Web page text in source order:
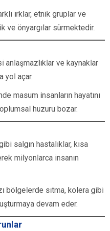
ırklar, etnik gruplar ve
ve önyargılar sürmektedir.
anlaşmazlıklar ve kaynaklar
yol açar.
masum insanların hayatını
huzuru bozar.
salgın hastalıklar, kısa
milyonlarca insanın
bölgelerde sıtma, kolera gibi
devam eder.